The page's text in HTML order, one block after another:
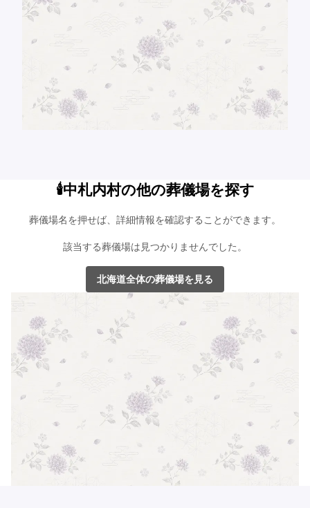
🕯️中札内村の他の葬儀場を探す
葬儀場名を押せば、詳細情報を確認することができます。
該当する葬儀場は見つかりませんでした。
北海道全体の葬儀場を見る